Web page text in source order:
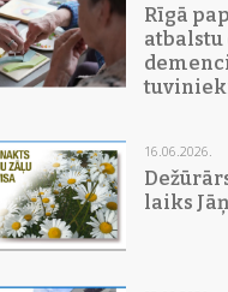
Rīgā
16.06.2026.
laiks